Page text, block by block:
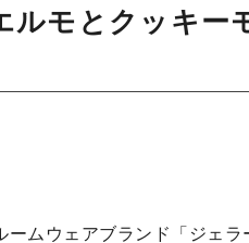
モとクッキー
ームウェアブランド「ジェラ